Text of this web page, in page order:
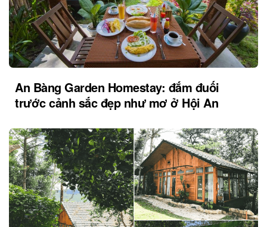
An Bàng Garden Homestay: đắm đuối
trước cảnh sắc đẹp như mơ ở Hội An